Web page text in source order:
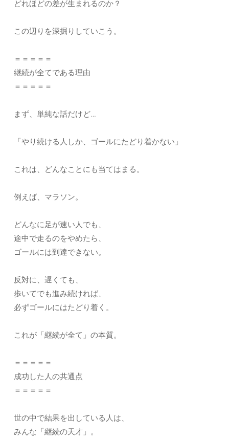
どれほどの差が生まれるのか？
この辺りを深掘りしていこう。
＝＝＝＝＝
継続が全てである理由
＝＝＝＝＝
まず、単純な話だけど…
「やり続ける人しか、ゴールにたどり着かない」
これは、どんなことにも当てはまる。
例えば、マラソン。
どんなに足が速い人でも、
途中で走るのをやめたら、
ゴールには到達できない。
反対に、遅くても、
歩いてでも進み続ければ、
必ずゴールにはたどり着く。
これが「継続が全て」の本質。
＝＝＝＝＝
成功した人の共通点
＝＝＝＝＝
世の中で結果を出している人は、
みんな「継続の天才」。